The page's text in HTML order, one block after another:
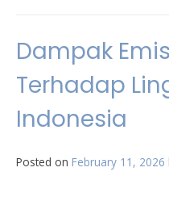
Dampak
Terhadap
Indonesia
Posted on February 11, 2026